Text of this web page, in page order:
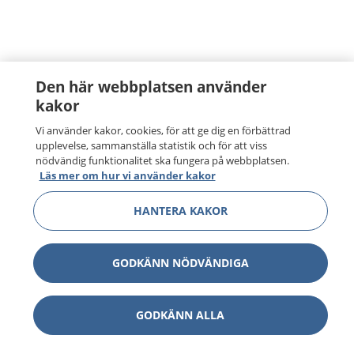
Den här webbplatsen använder
kakor
Vi använder kakor, cookies, för att ge dig en förbättrad
upplevelse, sammanställa statistik och för att viss
nödvändig funktionalitet ska fungera på webbplatsen.
Läs mer om hur vi använder kakor
HANTERA KAKOR
GODKÄNN NÖDVÄNDIGA
GODKÄNN ALLA